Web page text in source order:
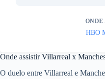
HBO
Onde assistir Villarreal x
O duelo entre Villarreal e